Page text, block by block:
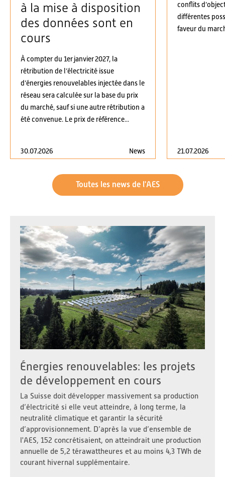
à la mise à disposition
des données sont en
cours
À compter du 1er janvier 2027, la
rétribution de l’électricité issue
d’énergies renouvelables injectée dans le
réseau sera calculée sur la base du prix
du marché, sauf si une autre rétribution a
été convenue. Le prix de référence...
30.07.2026 News
conflits
différentes
faveur du
21.07.2026
Toutes les news de l'AES
Énergies renouvelables: les projets
de développement en cours
La Suisse doit développer massivement sa production
d’électricité si elle veut atteindre, à long terme, la
neutralité climatique et garantir la sécurité
d’approvisionnement. D’après la vue d’ensemble de
l'AES, 152 concrétisaient, on atteindrait une production
annuelle de 5,2 térawattheures et au moins 4,3 TWh de
courant hivernal supplémentaire.